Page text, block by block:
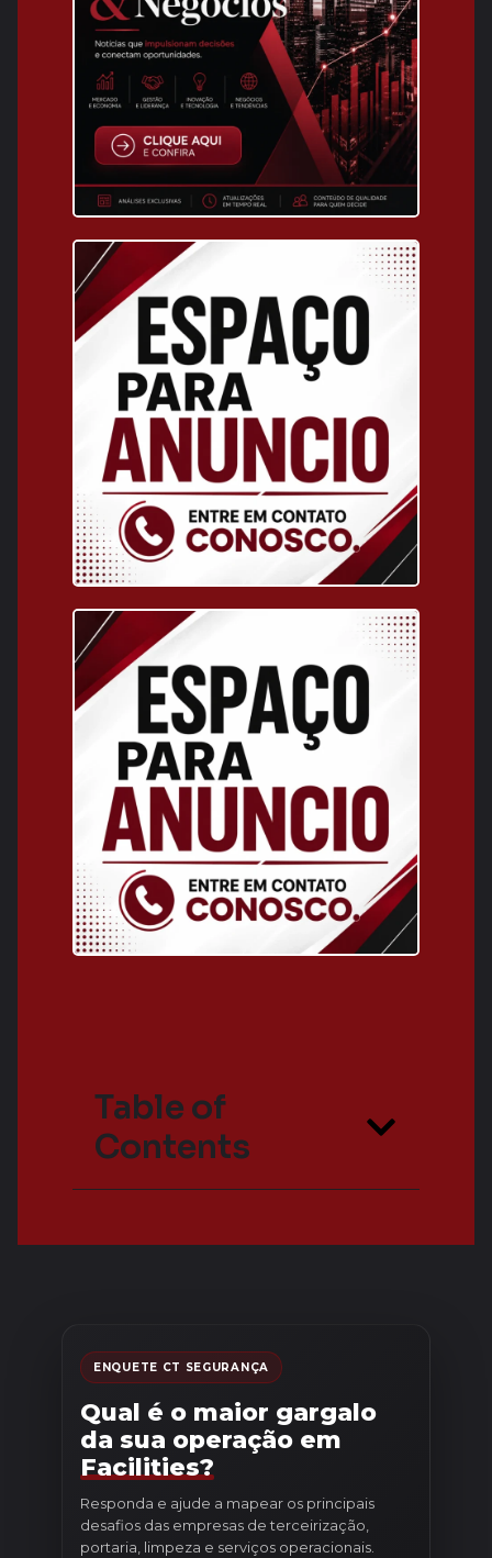
Table of
Contents
ENQUETE CT SEGURANÇA
Qual é o maior gargalo
da sua operação em
Facilities?
Responda e ajude a mapear os principais
desafios das empresas de terceirização,
portaria, limpeza e serviços operacionais.